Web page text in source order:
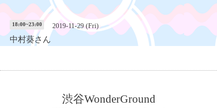
18:00~23:00 2019-11-29 (Fri)
中村葵さん
渋谷WonderGround